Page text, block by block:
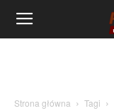
Strona główna Tagi